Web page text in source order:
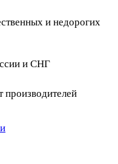
и недорогих
и СНГ
производителей